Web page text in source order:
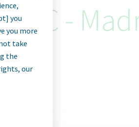
-
you
you more
take
the
our